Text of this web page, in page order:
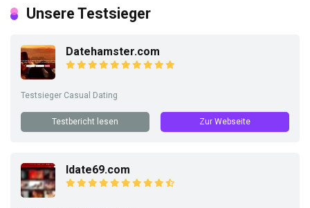
Unsere Testsieger
Datehamster.com
Testsieger Casual Dating
Testbericht lesen Zur Webseite
Idate69.com